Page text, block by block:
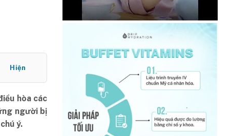
Hiện
hòa các
người bị
ý.